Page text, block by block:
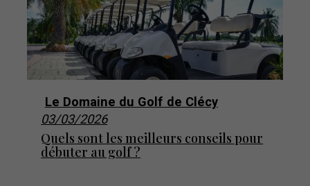
Le Domaine du Golf de Clécy
03/03/2026
Quels sont les meilleurs conseils pour
débuter au golf ?